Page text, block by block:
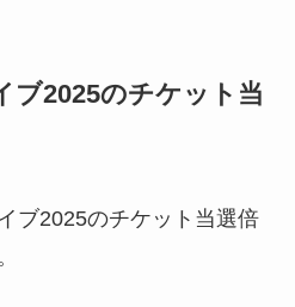
ブ2025のチケット当
ブ2025のチケット当選倍